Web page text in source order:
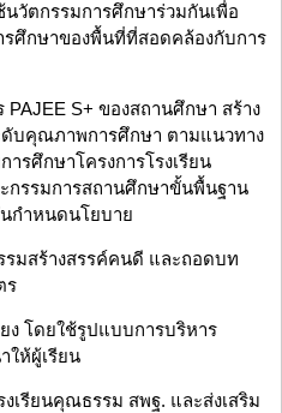
นวัตกรรมการศึกษาร่วมกันเพื่อ
ศึกษาของพื้นที่ที่สอดคล้องกับการ
S+ ของสถานศึกษา สร้าง
บคุณภาพการศึกษา ตามแนวทาง
รศึกษาโครงการโรงเรียน
รรมการสถานศึกษาขั้นพื้นฐาน
กำหนดนโยบาย
มสร้างสรรค์คนดี และถอดบท
ร
ง โดยใช้รูปแบบการบริหาร
ให้ผู้เรียน
เรียนคุณธรรม สพฐ. และส่งเสริม